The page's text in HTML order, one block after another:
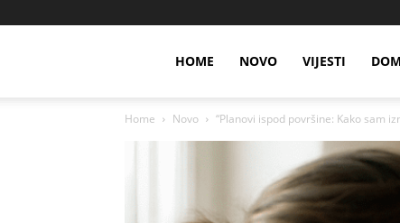
HOME NOVO VIJESTI
Home Novo “Planovi ispod površine: Kako sam